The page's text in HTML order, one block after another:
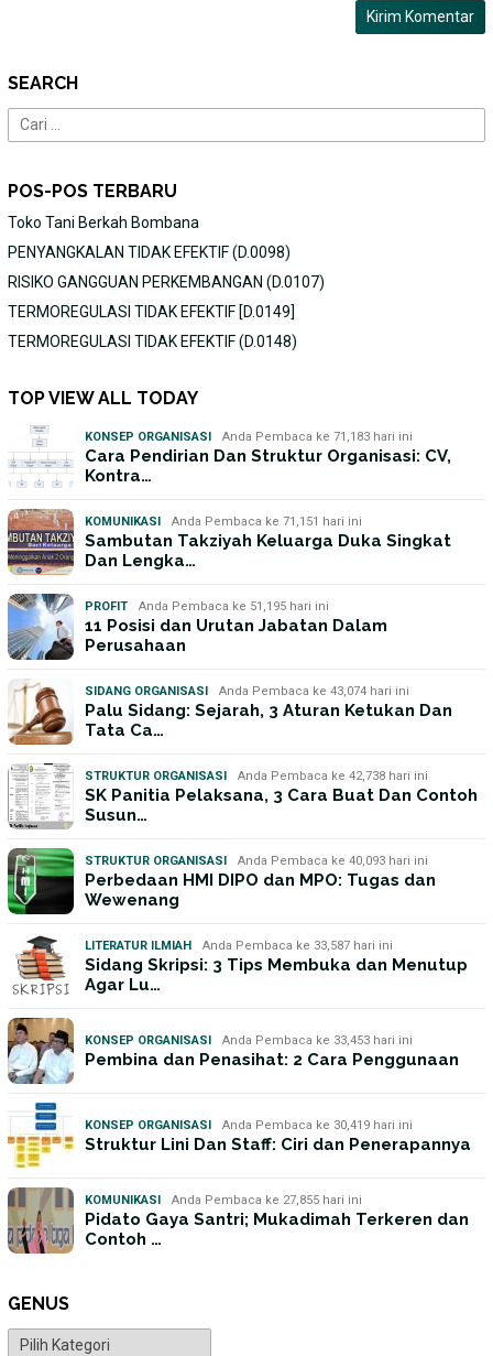
SEARCH
Cari
untuk:
POS-POS TERBARU
Toko Tani Berkah Bombana
PENYANGKALAN TIDAK EFEKTIF (D.0098)
RISIKO GANGGUAN PERKEMBANGAN (D.0107)
TERMOREGULASI TIDAK EFEKTIF [D.0149]
TERMOREGULASI TIDAK EFEKTIF (D.0148)
TOP VIEW ALL TODAY
KONSEP ORGANISASI Anda Pembaca ke 71,183 hari ini
Cara Pendirian Dan Struktur Organisasi: CV,
Kontra…
KOMUNIKASI Anda Pembaca ke 71,151 hari ini
Sambutan Takziyah Keluarga Duka Singkat
Dan Lengka…
PROFIT Anda Pembaca ke 51,195 hari ini
11 Posisi dan Urutan Jabatan Dalam
Perusahaan
SIDANG ORGANISASI Anda Pembaca ke 43,074 hari ini
Palu Sidang: Sejarah, 3 Aturan Ketukan Dan
Tata Ca…
STRUKTUR ORGANISASI Anda Pembaca ke 42,738 hari ini
SK Panitia Pelaksana, 3 Cara Buat Dan Contoh
Susun…
STRUKTUR ORGANISASI Anda Pembaca ke 40,093 hari ini
Perbedaan HMI DIPO dan MPO: Tugas dan
Wewenang
LITERATUR ILMIAH Anda Pembaca ke 33,587 hari ini
Sidang Skripsi: 3 Tips Membuka dan Menutup
Agar Lu…
KONSEP ORGANISASI Anda Pembaca ke 33,453 hari ini
Pembina dan Penasihat: 2 Cara Penggunaan
KONSEP ORGANISASI Anda Pembaca ke 30,419 hari ini
Struktur Lini Dan Staff: Ciri dan Penerapannya
KOMUNIKASI Anda Pembaca ke 27,855 hari ini
Pidato Gaya Santri; Mukadimah Terkeren dan
Contoh …
GENUS
Genus